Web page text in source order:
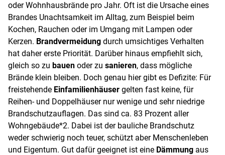
oder Wohnhausbrände pro Jahr. Oft ist die Ursache eines
Brandes Unachtsamkeit im Alltag, zum Beispiel beim
Kochen, Rauchen oder im Umgang mit Lampen oder
Kerzen. Brandvermeidung durch umsichtiges Verhalten
hat daher erste Priorität. Darüber hinaus empfiehlt sich,
gleich so zu bauen oder zu sanieren, dass mögliche
Brände klein bleiben. Doch genau hier gibt es Defizite: Für
freistehende Einfamilienhäuser gelten fast keine, für
Reihen- und Doppelhäuser nur wenige und sehr niedrige
Brandschutzauflagen. Das sind ca. 83 Prozent aller
Wohngebäude*2. Dabei ist der bauliche Brandschutz
weder schwierig noch teuer, schützt aber Menschenleben
und Eigentum. Gut dafür geeignet ist eine Dämmung aus